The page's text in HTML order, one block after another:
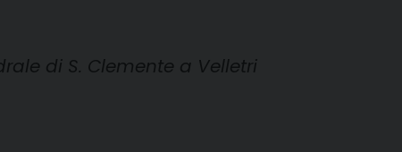
di S. Clemente a Velletri